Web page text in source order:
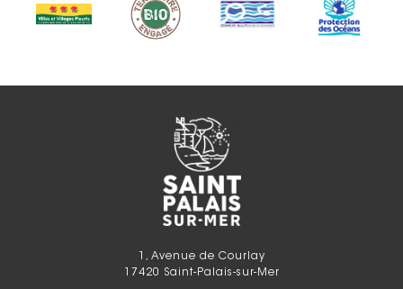
1, Avenue de Courlay
17420 Saint-Palais-sur-Mer